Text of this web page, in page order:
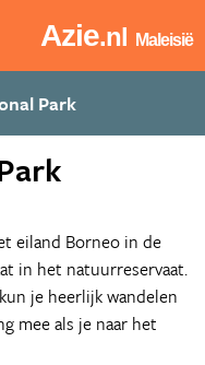
Azie.nl Maleisië
eiland Borneo in de
in het natuurreservaat.
je heerlijk wandelen
mee als je naar het